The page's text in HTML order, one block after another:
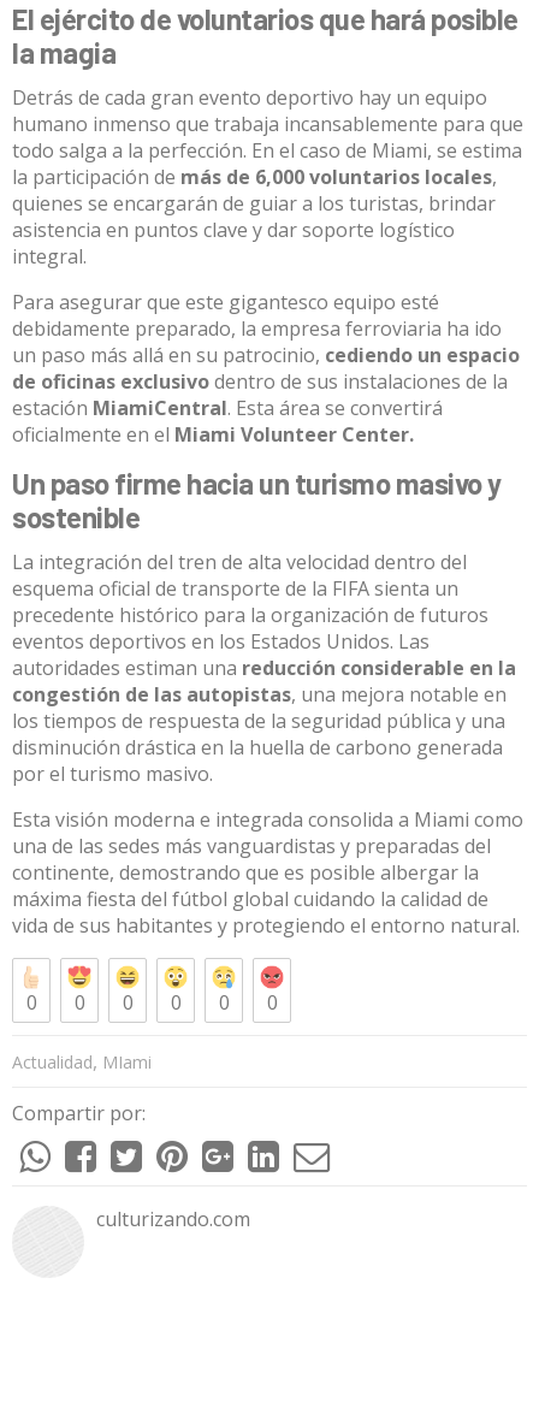
El ejército de voluntarios que hará posible
la magia
Detrás de cada gran evento deportivo hay un equipo
humano inmenso que trabaja incansablemente para que
todo salga a la perfección. En el caso de Miami, se estima
la participación de más de 6,000 voluntarios locales,
quienes se encargarán de guiar a los turistas, brindar
asistencia en puntos clave y dar soporte logístico
integral.
Para asegurar que este gigantesco equipo esté
debidamente preparado, la empresa ferroviaria ha ido
un paso más allá en su patrocinio, cediendo un espacio
de oficinas exclusivodentro de sus instalaciones de la
estación MiamiCentral. Esta área se convertirá
oficialmente en el Miami Volunteer Center.
Un paso firme hacia un turismo masivo y
sostenible
La integración del tren de alta velocidad dentro del
esquema oficial de transporte de la FIFA sienta un
precedente histórico para la organización de futuros
eventos deportivos en los Estados Unidos. Las
autoridades estiman una reducción considerable en la
congestión de las autopistas, una mejora notable en
los tiempos de respuesta de la seguridad pública y una
disminución drástica en la huella de carbono generada
por el turismo masivo.
Esta visión moderna e integrada consolida a Miami como
una de las sedes más vanguardistas y preparadas del
continente, demostrando que es posible albergar la
máxima fiesta del fútbol global cuidando la calidad de
vida de sus habitantes y protegiendo el entorno natural.
0 0 0 0 0 0
Actualidad, MIami
Compartir por:
culturizando.com